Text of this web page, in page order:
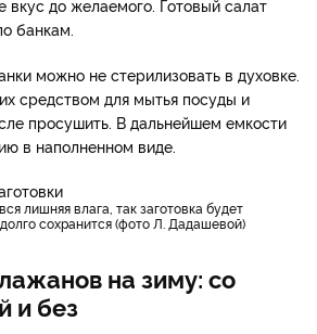
вкус до желаемого. Готовый салат
банкам.
можно не стерилизовать в духовке.
средством для мытья посуды и
просушить. В дальнейшем емкости
в наполненном виде.
сохранится (фото Л. Дадашевой)
на зиму: со
и без